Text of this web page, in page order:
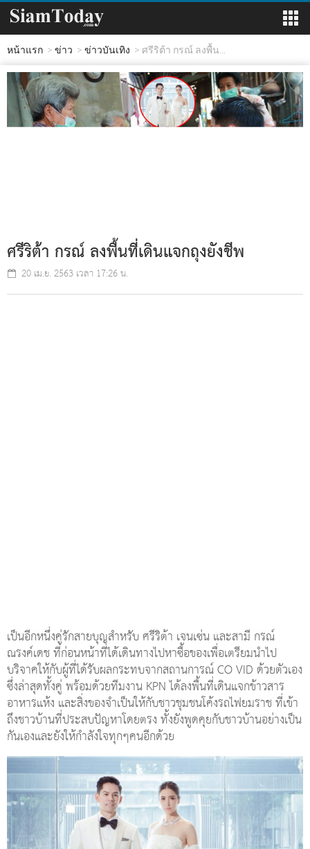
หน้าแรก ข่าว ข่าวบันเทิง ศรีริต้า กรณ์ ลงพื้น...
ศรีริต้า กรณ์ ลงพื้นที่เดินแจกถุงยังชีพ
20 เม.ย. 2563 เวลา 17:26 น.
เป็นอีกหนึ่งคู่รักสายบุญสำหรับ ศรีริต้า เจนเซ่น และสามี กรณ์
ณรงค์เดช ที่ก่อนหน้าที่ได้เดินทางไปหาซื้อของเพื่อเตรียมนำไป
บริจาคให้กับผู้ที่ได้รับผลกระทบจากสถานการณ์ CO VID ด้วยตัวเอง
ซึ่งล่าสุดทั้งคู่ พร้อมด้วยทีมงาน KPN ได้ลงพื้นที่เดินแจกข้าวสาร
อาหารแห้ง และสิ่งของจำเป็นให้กับชาวชุมชนโค้งรถไฟยมราช ที่เข้า
ถึงชาวบ้านที่ประสบปัญหาโดยตรง ทั้งยังพูดคุยกับชาวบ้านอย่างเป็น
กันเองและยังให้กำลังใจทุกๆคนอีกด้วย